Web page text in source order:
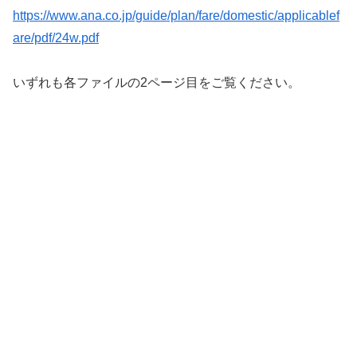
https://www.ana.co.jp/guide/plan/fare/domestic/applicablef
are/pdf/24w.pdf
いずれも各ファイルの2ページ目をご覧ください。